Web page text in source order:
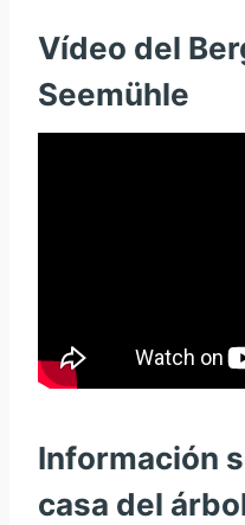
Vídeo del
Seemühle
Información
casa del